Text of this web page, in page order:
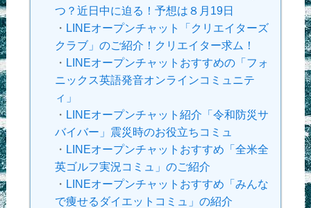
つ？近日中に迫る！予想は８月19日
・ LINEオープンチャット「クリエイターズ
クラブ」のご紹介！クリエイター求ム！
・ LINEオープンチャットおすすめの「フォ
ニックス英語発音オンラインコミュニテ
ィ」
・ LINEオープンチャット紹介「令和防災サ
バイバー」震災時のお役立ちコミュ
・ LINEオープンチャットおすすめ「全米全
英ゴルフ実況コミュ」のご紹介
・ LINEオープンチャットおすすめ「みんな
で痩せるダイエットコミュ」の紹介